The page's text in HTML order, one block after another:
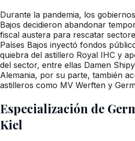
Durante la pandemia, los
Bajos decidieron abandonar
fiscal austera para rescatar
Países Bajos inyectó fondos
quiebra del astillero Royal IHC y
del sector, entre ellas Damen
Alemania, por su parte, también
astilleros como MV Werften y
Especialización de
Kiel